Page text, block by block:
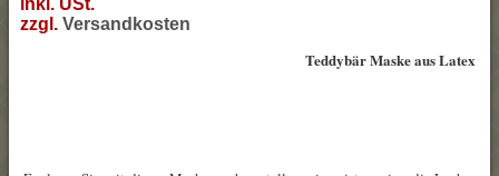
inkl. USt.
zzgl. Versandkosten
Teddybär Maske aus Latex